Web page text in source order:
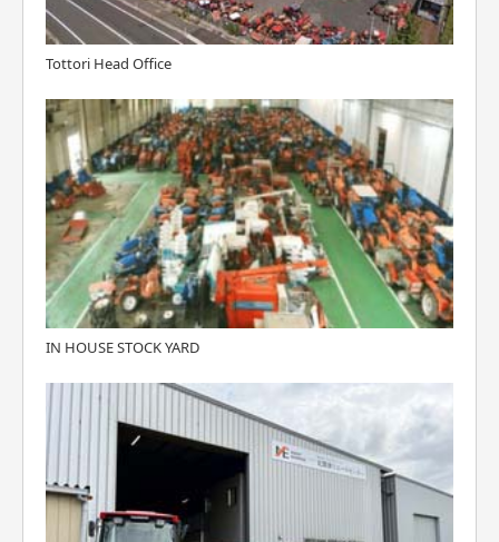
Tottori Head Office
IN HOUSE STOCK YARD